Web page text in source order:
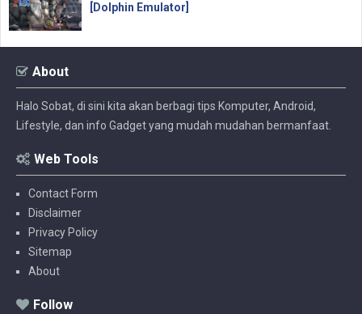
[Dolphin Emulator]
About
Halo Sobat, di sini kita akan berbagi tips Komputer, Android,
Lifestyle, dan info Gadget yang mudah mudahan bermanfaat.
Web Tools
Contact Form
Disclaimer
Privacy Policy
Sitemap
About
Follow